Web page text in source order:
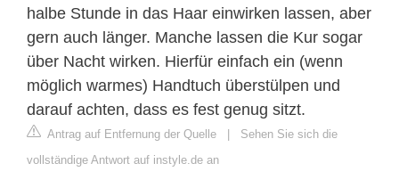
halbe Stunde in das Haar einwirken lassen, aber
gern auch länger. Manche lassen die Kur sogar
über Nacht wirken. Hierfür einfach ein (wenn
möglich warmes) Handtuch überstülpen und
darauf achten, dass es fest genug sitzt.
Antrag auf Entfernung der Quelle | Sehen Sie sich die
vollständige Antwort auf instyle.de an